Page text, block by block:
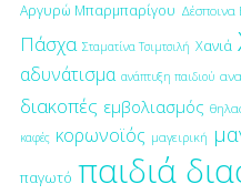
Αργυρώ Μπαρμπαρίγου Δέσποινα
Πάσχα Σταματίνα Τσιμτσιλή Χανιά
αδυνάτισμα ανάπτυξη παιδιού
διακοπές εμβολιασμός
καφές κορωνοϊός μαγειρική
παγωτό παιδιά